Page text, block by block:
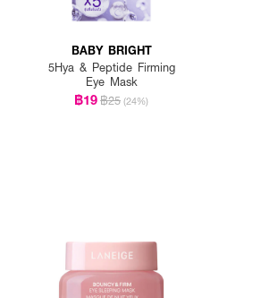
BABY BRIGHT
5Hya & Peptide Firming
Eye Mask
฿19฿25 (24%)